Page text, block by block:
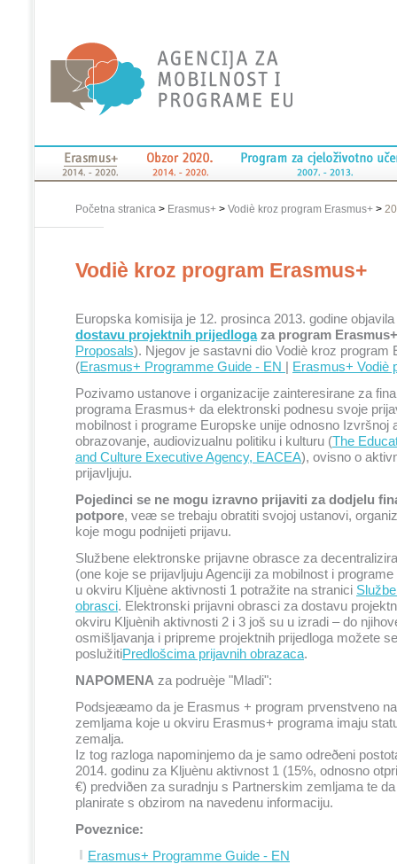
Početna stranica > Erasmus+ > Vodiè kroz program Erasmus+ >
Vodiè kroz program Erasmus+
Europska komisija je 12. prosinca 2013. godine objavila
dostavu projektnih prijedlogaza program Erasmus+
Proposals). Njegov je sastavni dio Vodiè kroz program
(Erasmus+ Programme Guide - EN | Erasmus+ Vodiè
Pozivamo ustanove i organizacije zainteresirane za
programa Erasmus+ da elektronski podnesu svoje
mobilnost i programe Europske unije odnosno Izvršnoj
obrazovanje, audiovizualnu politiku i kulturu (The
and Culture Executive Agency, EACEA), ovisno o
prijavljuju.
Pojedinci se ne mogu izravno prijaviti za dodjelu
potpore, veæ se trebaju obratiti svojoj ustanovi,
koje mogu podnijeti prijavu.
Službene elektronske prijavne obrasce za
(one koje se prijavljuju Agenciji za mobilnost i
u okviru Kljuène aktivnosti 1 potražite na stranici
obrasci. Elektronski prijavni obrasci za dostavu
okviru Kljuènih aktivnosti 2 i 3 još su u izradi – do
osmišljavanja i pripreme projektnih prijedloga možete se
poslužitiPredlošcima prijavnih obrazaca.
NAPOMENA za podruèje "Mladi":
Podsjeæamo da je Erasmus + program prvenstveno
zemljama koje u okviru Erasmus+ programa imaju
zemalja.
Iz tog razloga napominjemo da je samo odreðeni
2014. godinu za Kljuènu aktivnost 1 (15%, odnosno
€) predviðen za suradnju s Partnerskim zemljama te
planirate s obzirom na navedenu informaciju.
Poveznice:
Erasmus+ Programme Guide - EN